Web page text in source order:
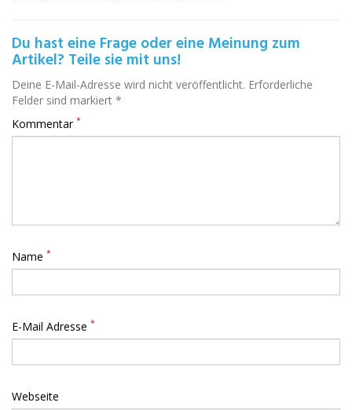
Du hast eine Frage oder eine Meinung zum
Artikel? Teile sie mit uns!
Deine E-Mail-Adresse wird nicht veröffentlicht. Erforderliche
Felder sind markiert *
Kommentar *
Name *
E-Mail Adresse *
Webseite